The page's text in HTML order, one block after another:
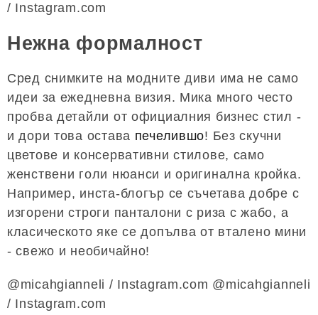
/ Instagram.com
Нежна формалност
Сред снимките на модните диви има не само
идеи за ежедневна визия. Мика много често
пробва детайли от официалния бизнес стил -
и дори това остава печелившо! Без скучни
цветове и консервативни стилове, само
женствени голи нюанси и оригинална кройка.
Например, инста-блогър се съчетава добре с
изгорени строги панталони с риза с жабо, а
класическото яке се допълва от вталено мини
- свежо и необичайно!
@micahgianneli / Instagram.com @micahgianneli
/ Instagram.com